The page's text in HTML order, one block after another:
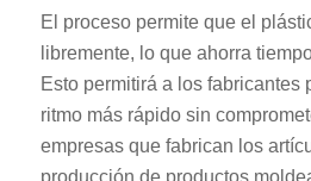
El proceso permite que el
libremente, lo que ahorra
Esto permitirá a los fabricantes
ritmo más rápido sin
empresas que fabrican los
producción de productos